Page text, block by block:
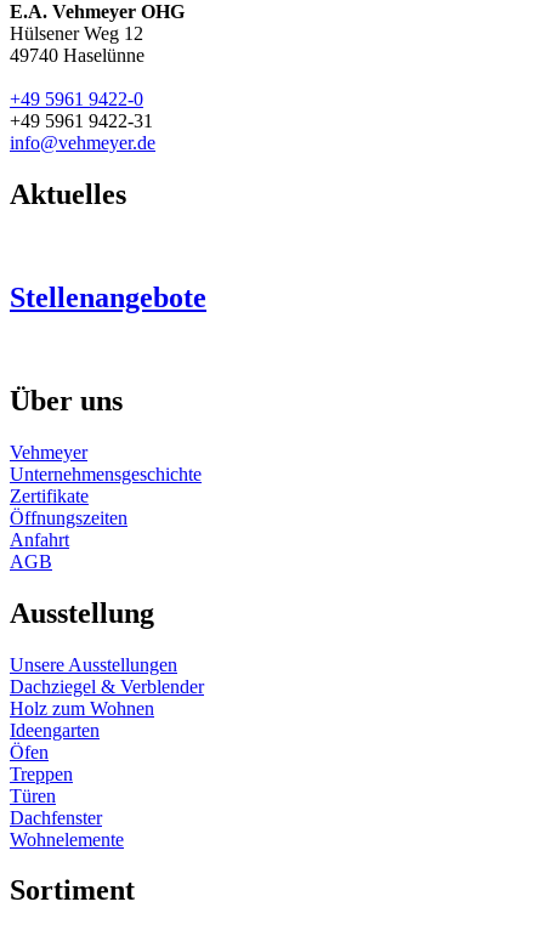
E.A. Vehmeyer OHG
Hülsener Weg 12
49740 Haselünne
+49 5961 9422-0
+49 5961 9422-31
info@vehmeyer.de
Aktuelles
Stellenangebote
Über uns
Vehmeyer
Unternehmensgeschichte
Zertifikate
Öffnungszeiten
Anfahrt
AGB
Ausstellung
Unsere Ausstellungen
Dachziegel & Verblender
Holz zum Wohnen
Ideengarten
Öfen
Treppen
Türen
Dachfenster
Wohnelemente
Sortiment